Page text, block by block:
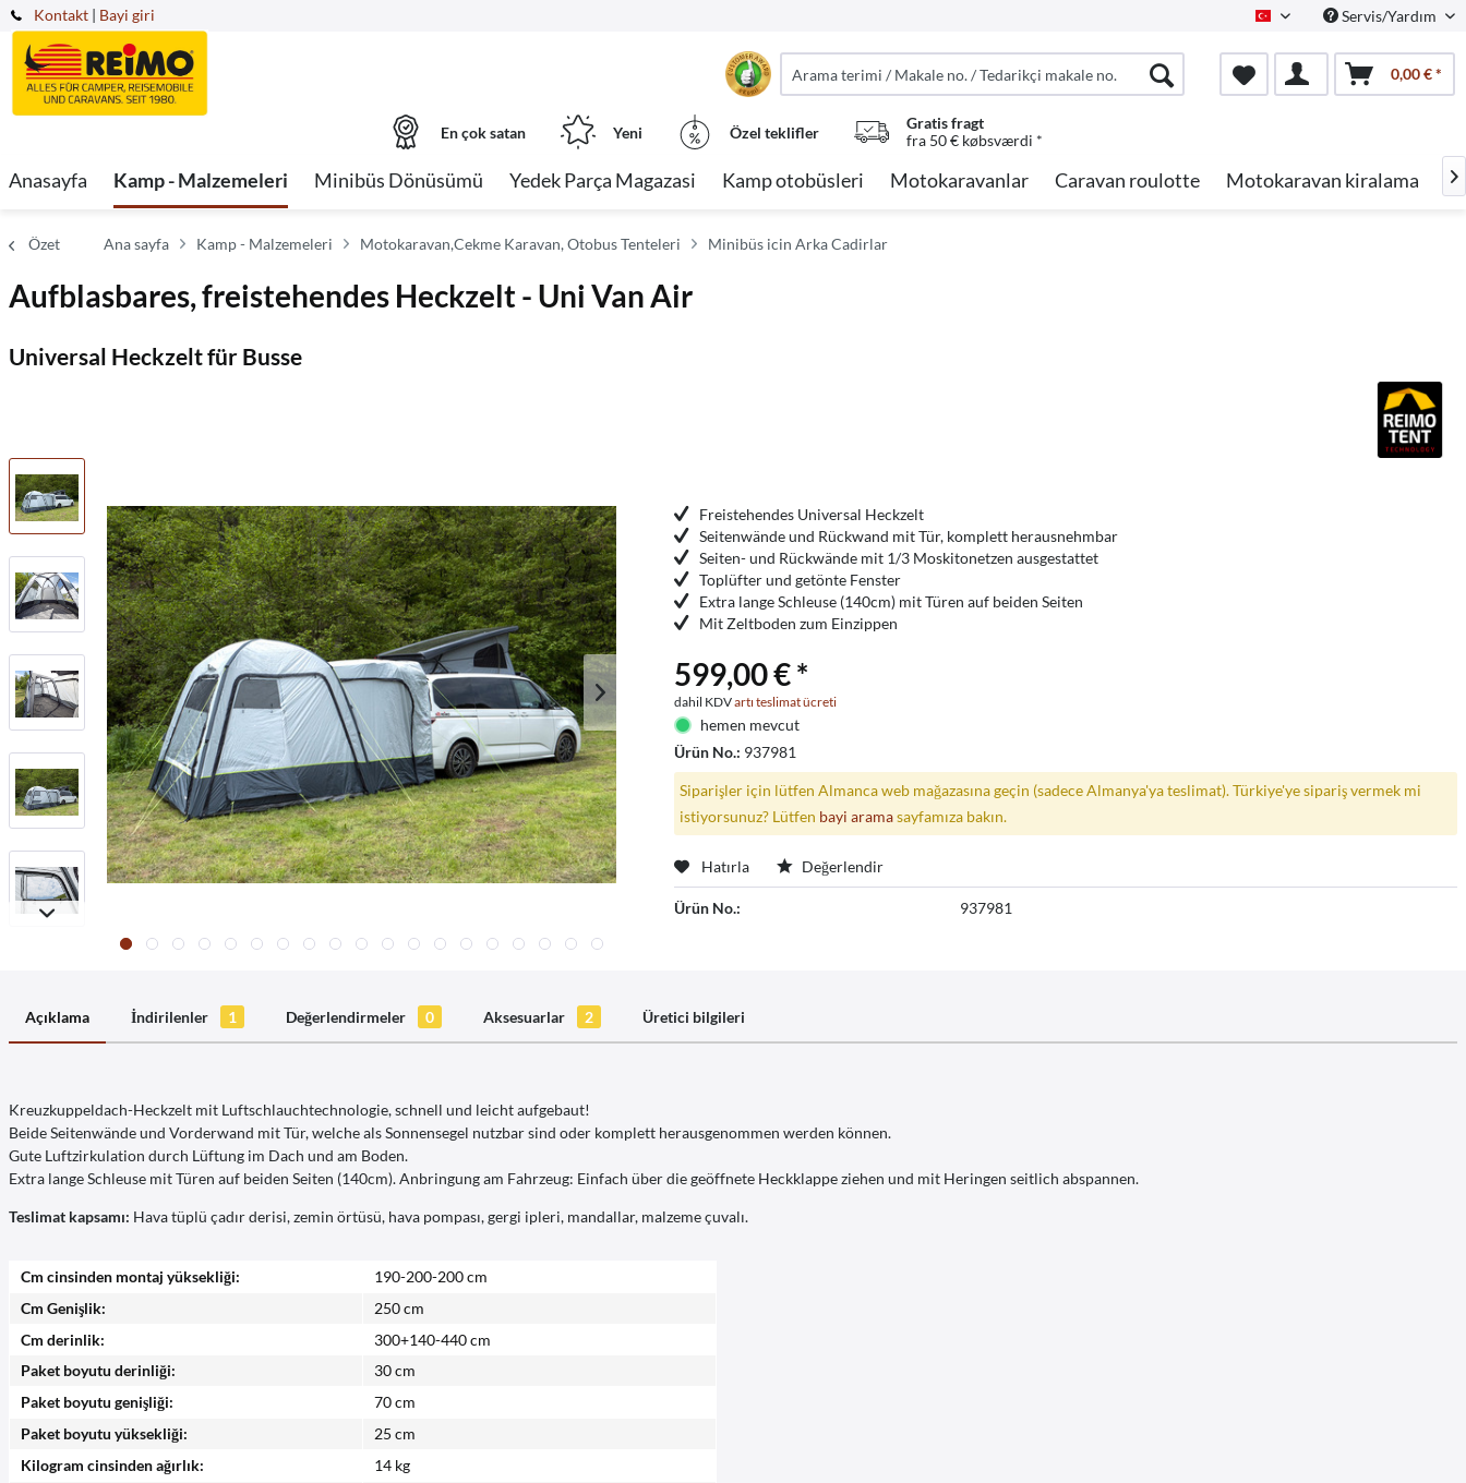
Kontakt Turkish Servis/Yardım
| Bayi giri
0,00 € *
En çok satan Yeni Özel teklifler
Gratis fragt
fra 50 € købsværdi *
Anasayfa Kamp - Malzemeleri Minibüs Dönüsümü Yedek Parça Magazasi Kamp otobüsleri Motokaravanlar Caravan roulotte Motokaravan kiralama 
Özet Ana sayfa Kamp - Malzemeleri Motokaravan,Cekme Karavan, Otobus Tenteleri Minibüs icin Arka Cadirlar
Aufblasbares, freistehendes Heckzelt - Uni Van Air
Universal Heckzelt für Busse
Freistehendes Universal Heckzelt
Seitenwände und Rückwand mit Tür, komplett herausnehmbar
Seiten- und Rückwände mit 1/3 Moskitonetzen ausgestattet
Toplüfter und getönte Fenster
Extra lange Schleuse (140cm) mit Türen auf beiden Seiten
Mit Zeltboden zum Einzippen
599,00 € *
dahil KDVartı teslimat ücreti
hemen mevcut
Ürün No.: 937981
Siparişler için lütfen Almanca web mağazasına geçin (sadece Almanya'ya teslimat). Türkiye'ye sipariş vermek mi
istiyorsunuz? Lütfen bayi aramasayfamıza bakın.
Hatırla Değerlendir
Ürün No.: 937981
Açıklama İndirilenler 1 Değerlendirmeler 0 Aksesuarlar 2 Üretici bilgileri
Kreuzkuppeldach-Heckzelt mit Luftschlauchtechnologie, schnell und leicht aufgebaut!
Beide Seitenwände und Vorderwand mit Tür, welche als Sonnensegel nutzbar sind oder komplett herausgenommen werden können.
Gute Luftzirkulation durch Lüftung im Dach und am Boden.
Extra lange Schleuse mit Türen auf beiden Seiten (140cm). Anbringung am Fahrzeug: Einfach über die geöffnete Heckklappe ziehen und mit Heringen seitlich abspannen.
Teslimat kapsamı: Hava tüplü çadır derisi, zemin örtüsü, hava pompası, gergi ipleri, mandallar, malzeme çuvalı.
Cm cinsinden montaj yüksekliği:
190-200-200 cm
Cm Genişlik:
250 cm
Cm derinlik:
300+140-440 cm
Paket boyutu derinliği:
30 cm
Paket boyutu genişliği:
70 cm
Paket boyutu yüksekliği:
25 cm
Kilogram cinsinden ağırlık:
14 kg